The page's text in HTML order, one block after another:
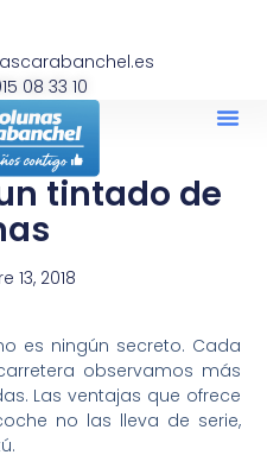
08 33 10
tintado de
13, 2018
es ningún secreto. Cada
observamos más
Las ventajas que ofrece
no las lleva de serie,